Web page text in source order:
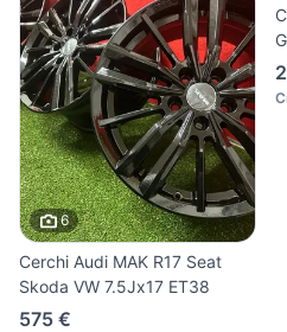
6
Cerchi Audi MAK R17 Seat
Skoda VW 7.5Jx17 ET38
575 €